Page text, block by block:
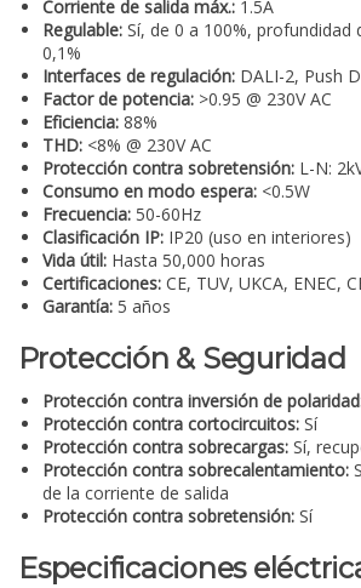
Corriente de salida máx.: 1.5A
Regulable: Sí, de 0 a 100%, profundidad
0,1%
Interfaces de regulación: DALI-2, Push
Factor de potencia: >0.95 @ 230V AC
Eficiencia: 88%
THD: <8% @ 230V AC
Protección contra sobretensión: L-N:
Consumo en modo espera: <0.5W
Frecuencia: 50-60Hz
Clasificación IP: IP20 (uso en interiores)
Vida útil: Hasta 50,000 horas
Certificaciones: CE, TUV, UKCA, ENEC,
Garantía: 5 años
Protección & Seguridad
Protección contra inversión de
Protección contra cortocircuitos: Sí
Protección contra sobrecargas: Sí,
Protección contra sobrecalentamiento:
de la corriente de salida
Protección contra sobretensión: Sí
Especificaciones